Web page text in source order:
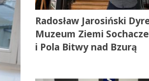
Radosław Jarosiński
Muzeum Ziemi
i Pola Bitwy nad Bzurą